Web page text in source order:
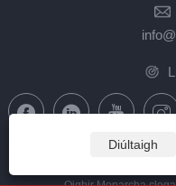
Cóipcheart © 2023 Zhuhai GY
Diúltaigh